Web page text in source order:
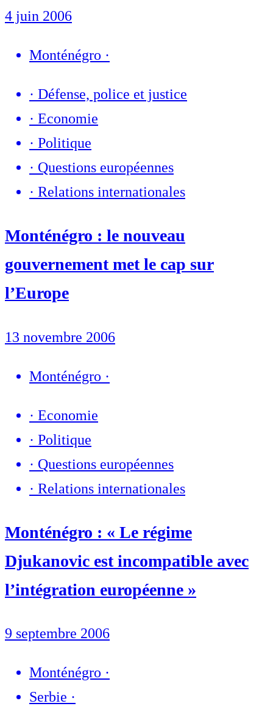
4 juin 2006
Monténégro ·
· Défense, police et justice
· Economie
· Politique
· Questions européennes
· Relations internationales
Monténégro : le nouveau
gouvernement met le cap sur
l’Europe
13 novembre 2006
Monténégro ·
· Economie
· Politique
· Questions européennes
· Relations internationales
Monténégro : « Le régime
Djukanovic est incompatible avec
l’intégration européenne »
9 septembre 2006
Monténégro ·
Serbie ·